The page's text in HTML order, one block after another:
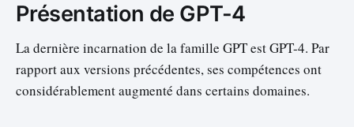
Présentation de GPT-4
La dernière incarnation de la famille GPT est GPT-4. Par
rapport aux versions précédentes, ses compétences ont
considérablement augmenté dans certains domaines.